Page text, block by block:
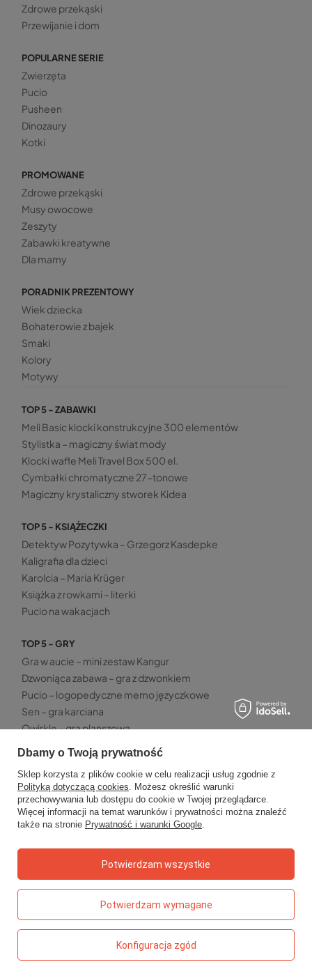
Zdrowe przekąski
Przewijanie i dom
POPULARNE SERIE
Zwierzęta
Pucio
Pusheen
Dinozaury
Kotki
PROMOWANE
Zdrowe przekąski
Musy owocowe
Zeszyty
Zabawki kreatywne
Dla mamy
PORADNIK PREZENTOWY
Wiek dziecka
Bohaterowie z bajek
Smaki
Kolory
Motywy
TOP 5 - ZABAWKI
Meli Basic klocki konstrukcyjne 300 elementów
Stylistka – magiczny świat mody
Klocki wafle Meli Travel Box 500 el.
Cymbałki chromatyczne 27-tonowe
Magiczny krystaliczny stworek Kidea
TOP 5 - KSIĄŻECZKI
Detektyw Pozytywka – Grzegorz Kasdepke
Kaligrafia dla dzieci
Karolcia – Maria Krüger
Książka z rowkami – literki
Pucio na wakacjach
TOP 5 - GRY
Gra w aucie – mini zestaw Kangur
Dzwoniąca zabawa – gra z dzwonkiem
Pucio – logopedyczne memo języczkowe
Sen – gra karciana
Qwirkle – gra planszowa
TOP5 - PRZEKĄSKI
Chrupki malinowe Otolandia
Truskawki liofilizowane Kresto
Paski owocowe Bob Snail
Kaszka jaglana Helpa
TOP 5 - WYPRAWKA SZKOLNA
Klej w sztyfcie Magic
Kreda chodnikowa neonowa Kidea
Ołówki do nauki pisania Bambino
Długopis szpiegowski Kidea
Dbamy o Twoją prywatność
Sklep korzysta z plików cookie w celu realizacji usług zgodnie z
Polityką dotyczącą cookies. Możesz określić warunki
przechowywania lub dostępu do cookie w Twojej przeglądarce.
Więcej informacji na temat warunków i prywatności można znaleźć
także na stronie Prywatność i warunki Google.
Potwierdzam wymagane
Konfiguracja zgód
Potwierdzam wszystkie